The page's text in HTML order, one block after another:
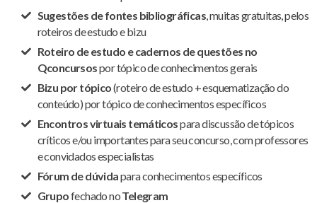
Sugestões de fontes bibliográficas , muitas gratuitas, pelos
roteiros de estudo e bizu
Roteiro de estudo e cadernos de questões no
Qconcursospor tópico de conhecimentos gerais
Bizu por tópico(roteiro de estudo + esquematização do
conteúdo) por tópico de conhecimentos específicos
Encontros virtuais temáticospara discussão de tópicos
críticos e/ou importantes para seu concurso, com professores
e convidados especialistas
Fórum de dúvidapara conhecimentos específicos
Grupofechado noTelegram